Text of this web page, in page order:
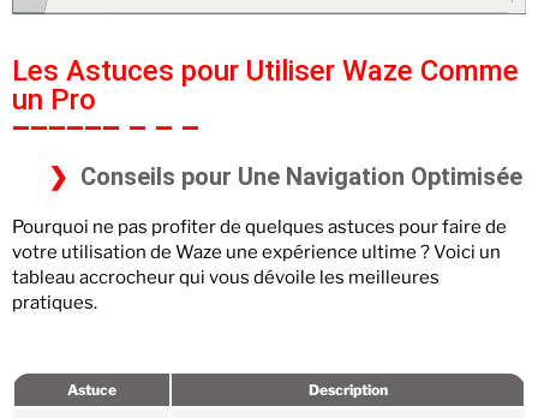
Les Astuces pour Utiliser Waze Comme
un Pro
Conseils pour Une Navigation Optimisée
Pourquoi ne pas profiter de quelques astuces pour faire de
votre utilisation de Waze une expérience ultime ? Voici un
tableau accrocheur qui vous dévoile les meilleures
pratiques.
Astuce Description